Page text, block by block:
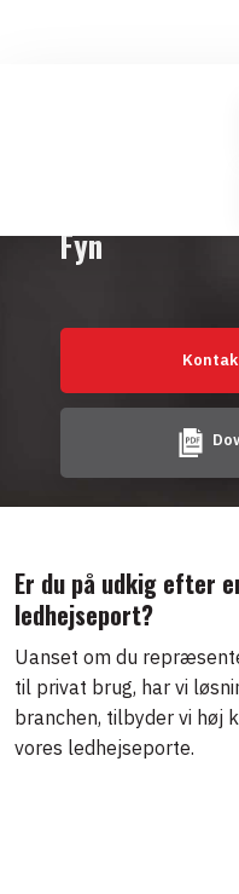
Kvalitets
Fyn
Er du på udkig efter
ledhejseport?
Uanset om du
til privat brug, har vi
branchen, tilbyder vi høj
vores ledhejseporte.